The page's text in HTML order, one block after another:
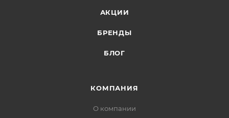
АКЦИИ
БРЕНДЫ
БЛОГ
КОМПАНИЯ
О компании